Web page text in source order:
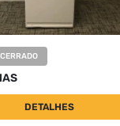
DETALHES